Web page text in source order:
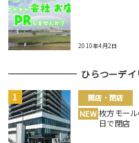
2010年4月2日
ひらつーデ
開店・閉店
NEW 枚方モー
日で閉店